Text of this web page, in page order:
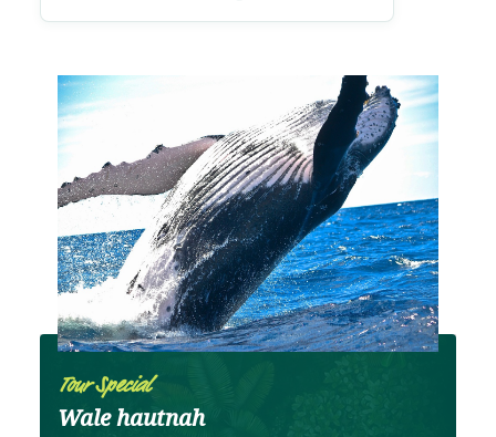
Tour Special
Wale hautnah